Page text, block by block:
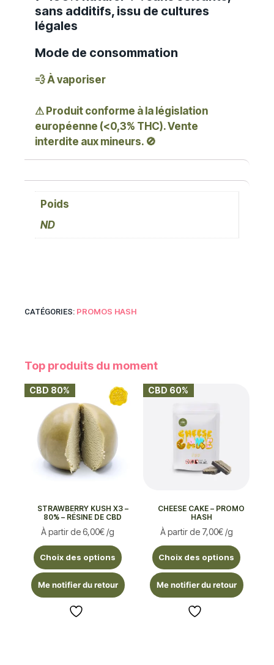
sans additifs, issu de cultures
légales
Mode de consommation
💨 À vaporiser
⚠ Produit conforme à la législation
européenne (<0,3% THC). Vente
interdite aux mineurs. 🚫
Poids
ND
CATÉGORIES: PROMOS HASH
Top produits du moment
CBD 80%
STRAWBERRY KUSH X3 –
80% – RÉSINE DE CBD
À partir de6,00€ /g
Choix des options
Me notifier du retour
CBD 60%
CHEESE CAKE – PROMO
HASH
À partir de 7,00€ /g
Choix des options
Me notifier du retour